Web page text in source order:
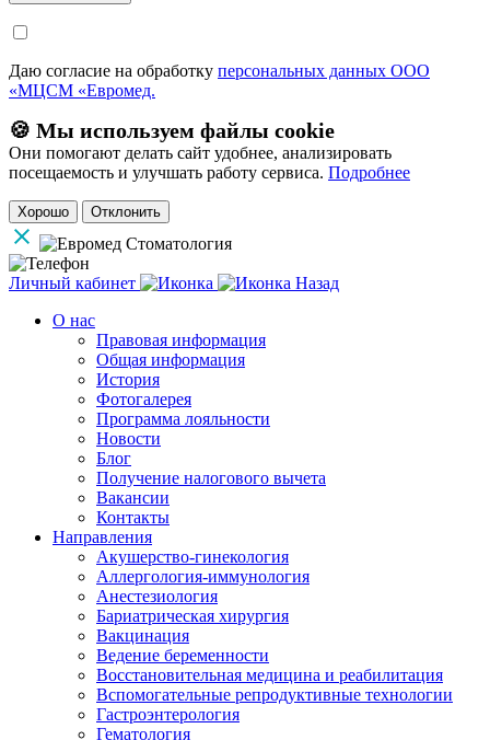
Даю согласие на обработку персональных данных ООО
«МЦСМ «Евромед.
🍪 Мы используем файлы cookie
Они помогают делать сайт удобнее, анализировать
посещаемость и улучшать работу сервиса. Подробнее
Хорошо Отклонить
Личный кабинет
Назад
О нас
Правовая информация
Общая информация
История
Фотогалерея
Программа лояльности
Новости
Блог
Получение налогового вычета
Вакансии
Контакты
Направления
Акушерство-гинекология
Аллергология-иммунология
Анестезиология
Бариатрическая хирургия
Вакцинация
Ведение беременности
Восстановительная медицина и реабилитация
Вспомогательные репродуктивные технологии
Гастроэнтерология
Гематология